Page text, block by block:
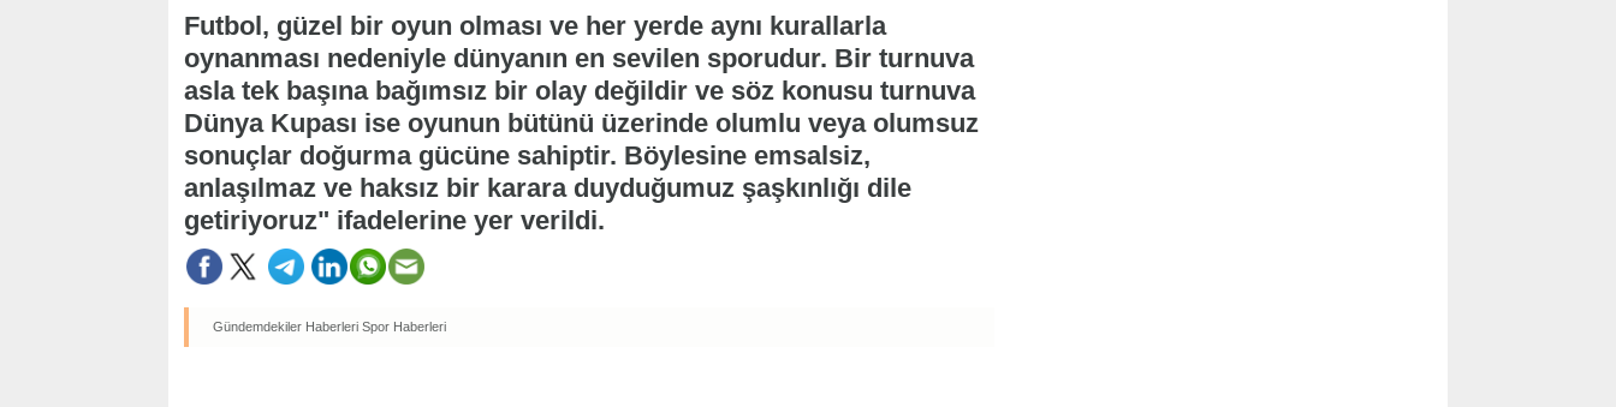
Futbol, güzel bir oyun olması ve her yerde aynı kurallarla
oynanması nedeniyle dünyanın en sevilen sporudur. Bir turnuva
asla tek başına bağımsız bir olay değildir ve söz konusu turnuva
Dünya Kupası ise oyunun bütünü üzerinde olumlu veya olumsuz
sonuçlar doğurma gücüne sahiptir. Böylesine emsalsiz,
anlaşılmaz ve haksız bir karara duyduğumuz şaşkınlığı dile
getiriyoruz" ifadelerine yer verildi.
Gündemdekiler Haberleri Spor Haberleri